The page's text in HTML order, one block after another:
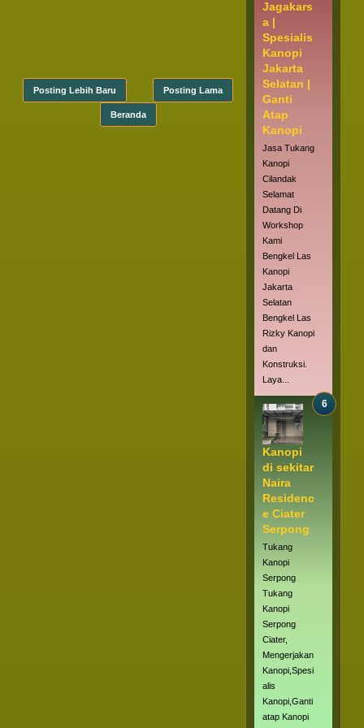
Posting Lebih Baru Posting Lama
Beranda
Jagakars
a |
Spesialis
Kanopi
Jakarta
Selatan |
Ganti
Atap
Kanopi
Jasa Tukang
Kanopi
Cilandak
Selamat
Datang Di
Workshop
Kami
Bengkel Las
Kanopi
Jakarta
Selatan
Bengkel Las
Rizky Kanopi
dan
Konstruksi.
Laya...
Kanopi
di sekitar
Naira
Residenc
e Ciater
Serpong
Tukang
Kanopi
Serpong
Tukang
Kanopi
Serpong
Ciater,
Mengerjakan
Kanopi,Spesi
alis
Kanopi,Ganti
atap Kanopi